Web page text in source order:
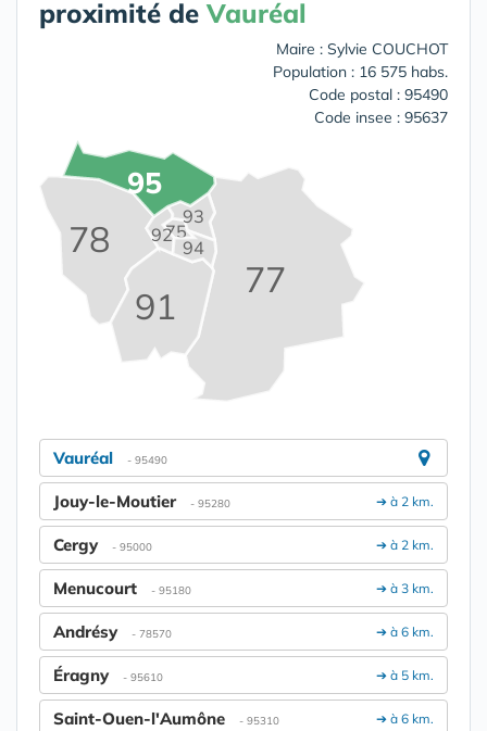
proximité de Vauréal
Maire : Sylvie COUCHOT
Population : 16 575 habs.
Code postal : 95490
Code insee : 95637
75
77
78
91
92
93
94
95
Vauréal - 95490
➔ à 2 km.
Jouy-le-Moutier - 95280
➔ à 2 km.
Cergy - 95000
➔ à 3 km.
Menucourt - 95180
➔ à 6 km.
Andrésy - 78570
➔ à 5 km.
Éragny - 95610
➔ à 6 km.
Saint-Ouen-l'Aumône - 95310